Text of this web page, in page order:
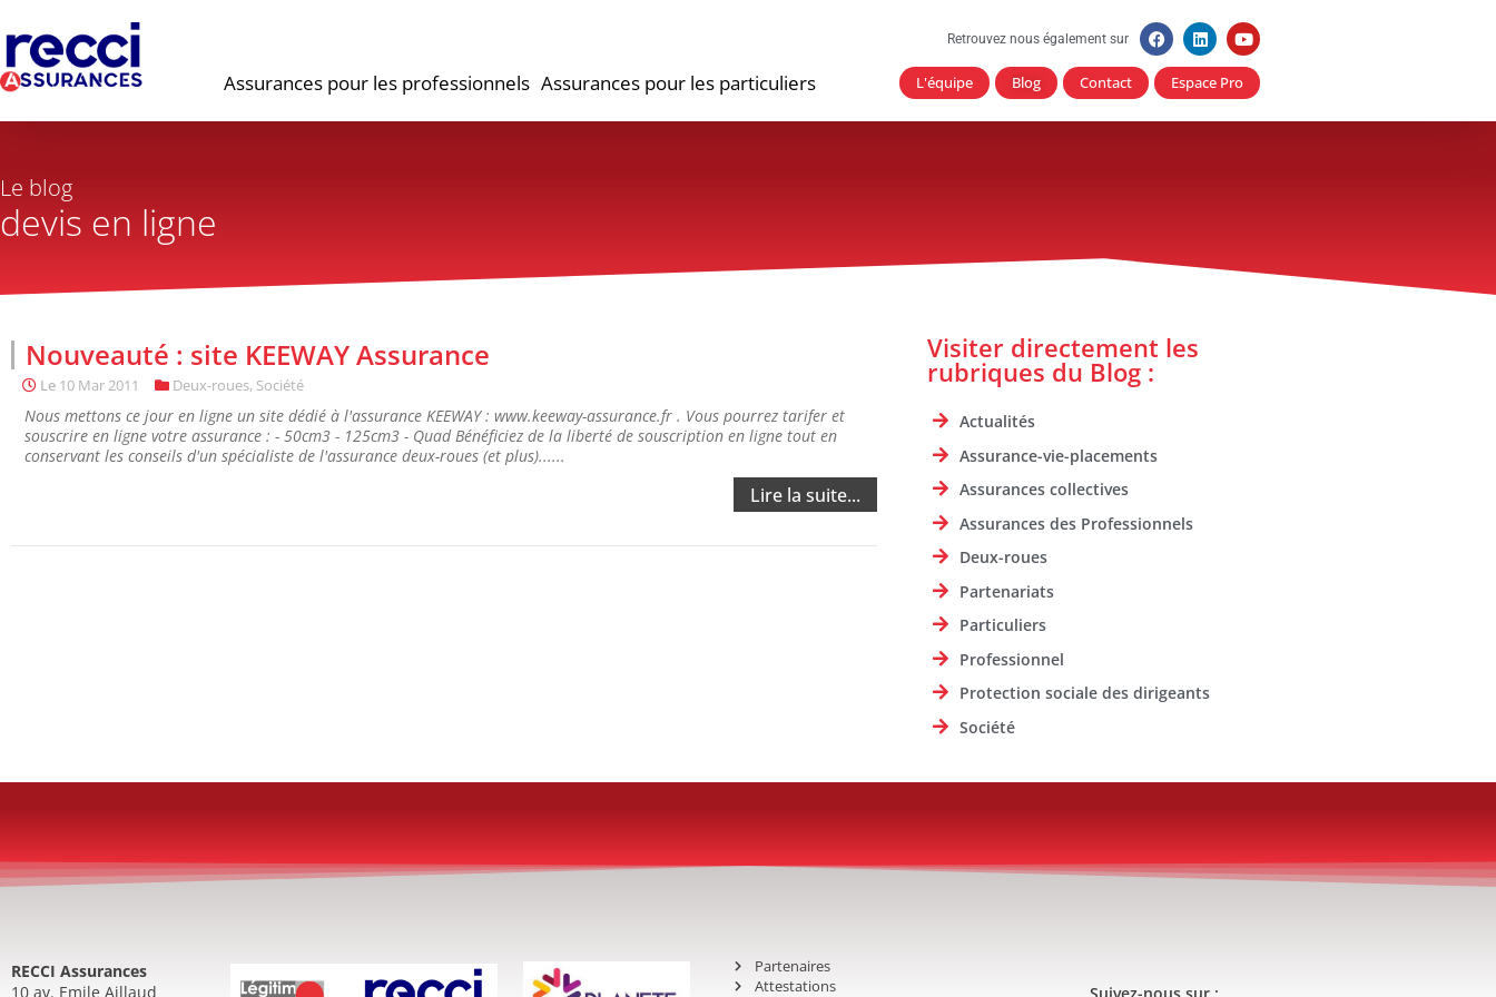
Assurances pour les professionnels Assurances pour les particuliers
Retrouvez nous également sur
L'équipe Blog Contact Espace Pro
Le blog
devis en ligne
Nouveauté : site KEEWAY Assurance
Le 10 Mar 2011 Deux-roues, Société
Nous mettons ce jour en ligne un site dédié à l'assurance KEEWAY : www.keeway-assurance.fr . Vous pourrez tarifer et
souscrire en ligne votre assurance : - 50cm3 - 125cm3 - Quad Bénéficiez de la liberté de souscription en ligne tout en
conservant les conseils d'un spécialiste de l'assurance deux-roues (et plus)......
Lire la suite...
Visiter directement les
rubriques du Blog :
Actualités
Assurance-vie-placements
Assurances collectives
Assurances des Professionnels
Deux-roues
Partenariats
Particuliers
Professionnel
Protection sociale des dirigeants
Société
RECCI Assurances
10 av. Emile Aillaud
Partenaires
Attestations
Suivez-nous sur :